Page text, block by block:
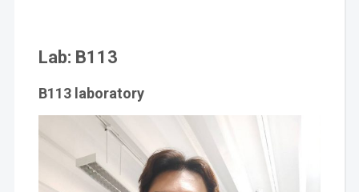
Lab: B113
B113laboratory